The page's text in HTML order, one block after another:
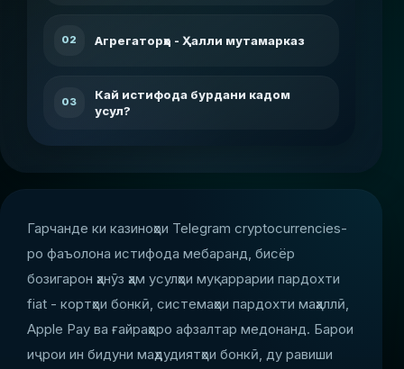
02 Агрегаторҳо - Ҳалли мутамарказ
03
Кай истифода бурдани кадом
усул?
Гарчанде ки казиноҳои Telegram cryptocurrencies-
ро фаъолона истифода мебаранд, бисёр
бозигарон ҳанӯз ҳам усулҳои муқаррарии пардохти
fiat - кортҳои бонкӣ, системаҳои пардохти маҳаллӣ,
Apple Pay ва ғайраҳоро афзалтар медонанд. Барои
иҷрои ин бидуни маҳдудиятҳои бонкӣ, ду равиши